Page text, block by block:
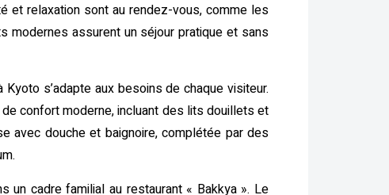
et relaxation sont au rendez-vous, comme les
modernes assurent un séjour pratique et sans
s’adapte aux besoins de chaque visiteur.
confort moderne, incluant des lits douillets et
avec douche et baignoire, complétée par des
un cadre familial au restaurant « Bakkya ». Le